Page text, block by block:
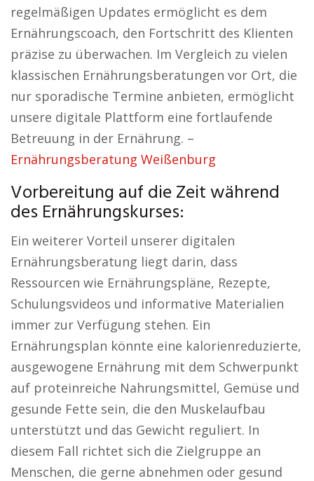
regelmäßigen Updates ermöglicht es dem
Ernährungscoach, den Fortschritt des Klienten
präzise zu überwachen. Im Vergleich zu vielen
klassischen Ernährungsberatungen vor Ort, die
nur sporadische Termine anbieten, ermöglicht
unsere digitale Plattform eine fortlaufende
Betreuung in der Ernährung. –
Ernährungsberatung Weißenburg
Vorbereitung auf die Zeit während
des Ernährungskurses:
Ein weiterer Vorteil unserer digitalen
Ernährungsberatung liegt darin, dass
Ressourcen wie Ernährungspläne, Rezepte,
Schulungsvideos und informative Materialien
immer zur Verfügung stehen. Ein
Ernährungsplan könnte eine kalorienreduzierte,
ausgewogene Ernährung mit dem Schwerpunkt
auf proteinreiche Nahrungsmittel, Gemüse und
gesunde Fette sein, die den Muskelaufbau
unterstützt und das Gewicht reguliert. In
diesem Fall richtet sich die Zielgruppe an
Menschen, die gerne abnehmen oder gesund